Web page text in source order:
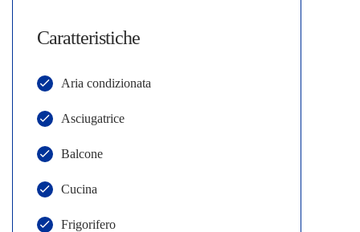
Caratteristiche
Aria condizionata
Asciugatrice
Balcone
Cucina
Frigorifero